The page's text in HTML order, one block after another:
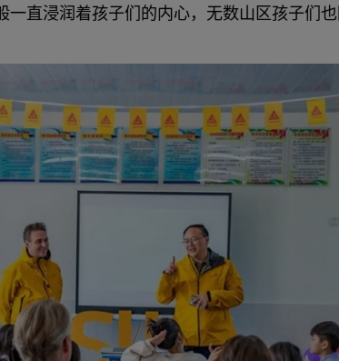
一直浸润着孩子们的内心，无数山区孩子们